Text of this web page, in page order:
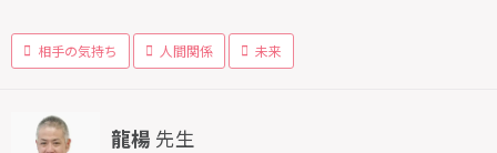
相手の気持ち 人間関係 未来
龍楊 先生